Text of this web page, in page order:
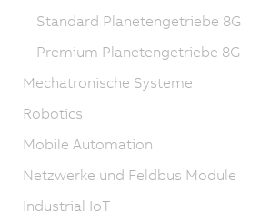
Standard Planetengetriebe 8G
Premium Planetengetriebe 8G
Mechatronische Systeme
Robotics
Mobile Automation
Netzwerke und Feldbus Module
Industrial IoT